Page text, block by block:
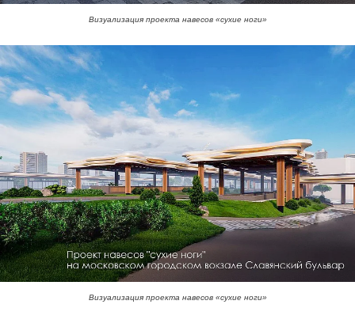
Визуализация проекта навесов «сухие ноги»
Визуализация проекта навесов «сухие ноги»